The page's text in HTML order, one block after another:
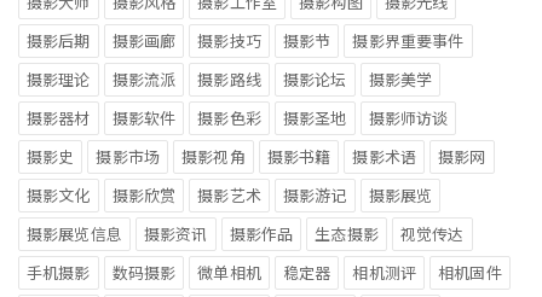
摄影后期
摄影画廊 摄影技巧 摄影节
摄影界重要事件
摄影理论
摄影流派 摄影路线 摄影论坛
摄影美学
摄影器材
摄影软件 摄影色彩 摄影圣地
摄影师访谈
摄影史
摄影市场 摄影视角 摄影书籍 摄影术语
摄影网
摄影文化
摄影欣赏 摄影艺术 摄影游记
摄影展览
摄影展览信息
摄影资讯 摄影作品 生态摄影
视觉传达
手机摄影
数码摄影 微单相机 稳定器 相机测评
相机固件